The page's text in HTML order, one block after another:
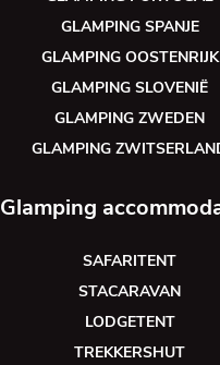
GLAMPING SPANJE
GLAMPING OOSTENRIJK
GLAMPING SLOVENIË
GLAMPING ZWEDEN
GLAMPING
Glamping
SAFARITENT
STACARAVAN
LODGETENT
TREKKERSHUT